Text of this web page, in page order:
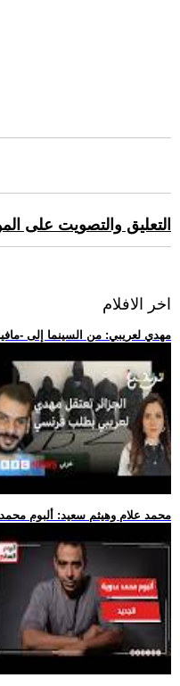
التعليق والتصويت على
اخر الافلام
.. مهدي لعريبي: من السينما إلى -
.. محمد علام وهيثم سعيد: ألبوم